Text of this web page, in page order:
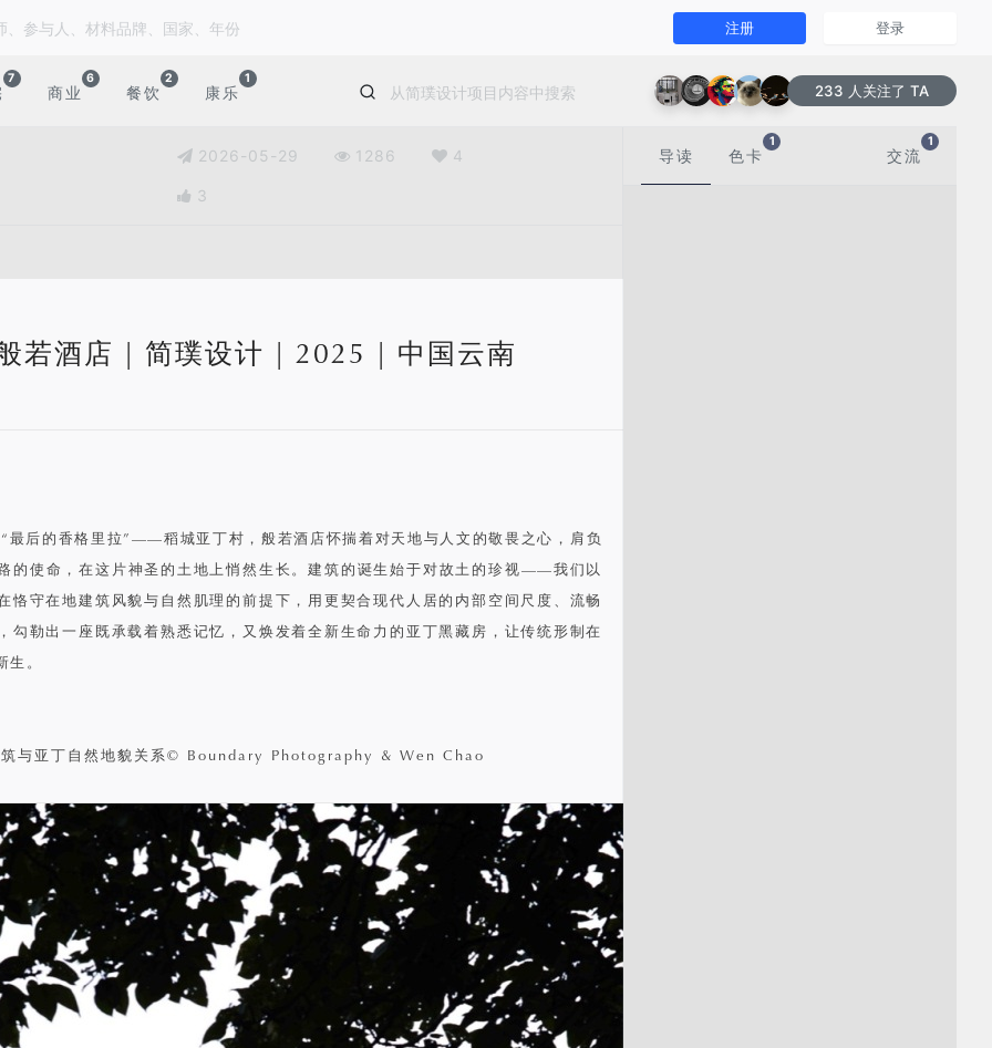
注册 登录
7
商业
6
餐饮
2
康乐
1
233 人关注了 TA
2026-05-29 1286 4
3
若酒店 | 简璞设计 | 2025 | 中国云南
最后的香格里拉”——稻城亚丁村，般若酒店怀揣着对天地与人文的敬畏之心，肩负
的使命，在这片神圣的土地上悄然生长。建筑的诞生始于对故土的珍视——我们以
恪守在地建筑风貌与自然肌理的前提下，用更契合现代人居的内部空间尺度、流畅
勾勒出一座既承载着熟悉记忆，又焕发着全新生命力的亚丁黑藏房，让传统形制在
。
与亚丁自然地貌关系© Boundary Photography & Wen Chao
导读 色卡
1
交流
1